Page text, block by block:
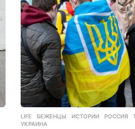
з
а
д
LIFE БЕЖЕНЦЫ ,ИСТОРИИ ,РОССИЯ ,
УКРАИНА